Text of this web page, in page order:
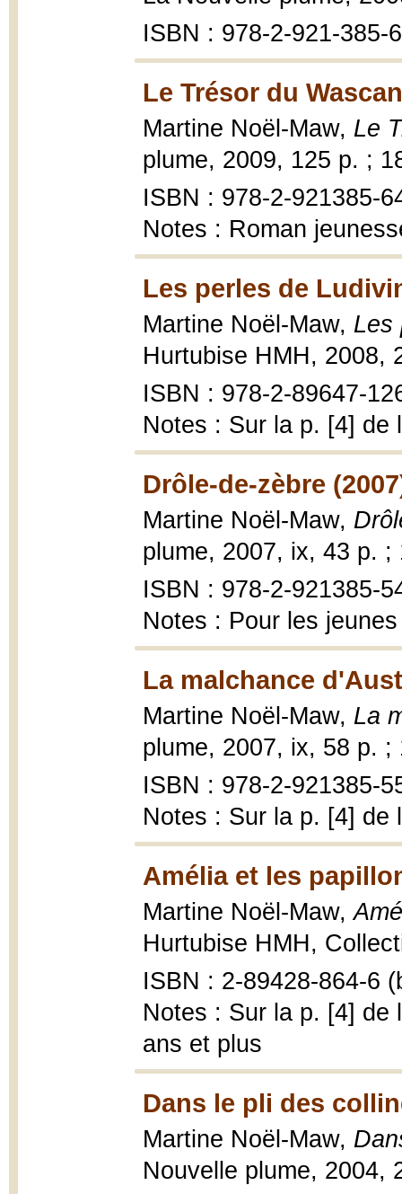
ISBN : 978-2-921-385-
Le Trésor du
Martine Noël-Maw, Le
plume, 2009, 125 p. ;
ISBN : 978-2-921385-
Notes : Roman
Les perles de
Martine Noël-Maw, Les
Hurtubise HMH, 2008,
ISBN : 978-2-89647-
Notes : Sur la p. [4] de
Drôle-de-zèbre
Martine Noël-Maw,
plume, 2007, ix, 43 p. ;
ISBN : 978-2-921385-
Notes : Pour les
La malchance
Martine Noël-Maw, La
plume, 2007, ix, 58 p. ;
ISBN : 978-2-921385-
Notes : Sur la p. [4] de
Amélia et les
Martine Noël-Maw,
Hurtubise HMH,
ISBN : 2-89428-864-6
Notes : Sur la p. [4] de
ans et plus
Dans le pli des
Martine Noël-Maw,
Nouvelle plume, 2004,